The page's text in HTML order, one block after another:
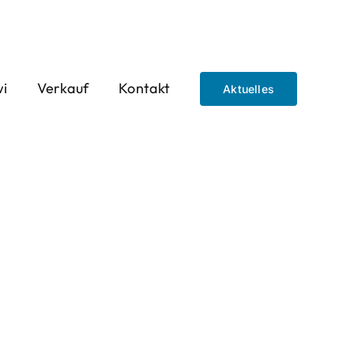
Verkauf Kontakt Aktuelles